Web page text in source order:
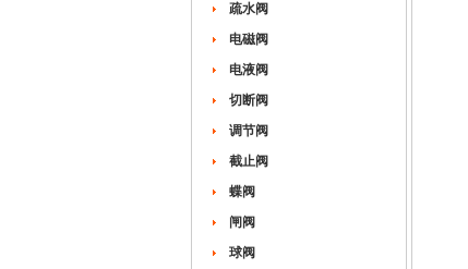
疏水阀
电磁阀
电液阀
切断阀
调节阀
截止阀
蝶阀
闸阀
球阀